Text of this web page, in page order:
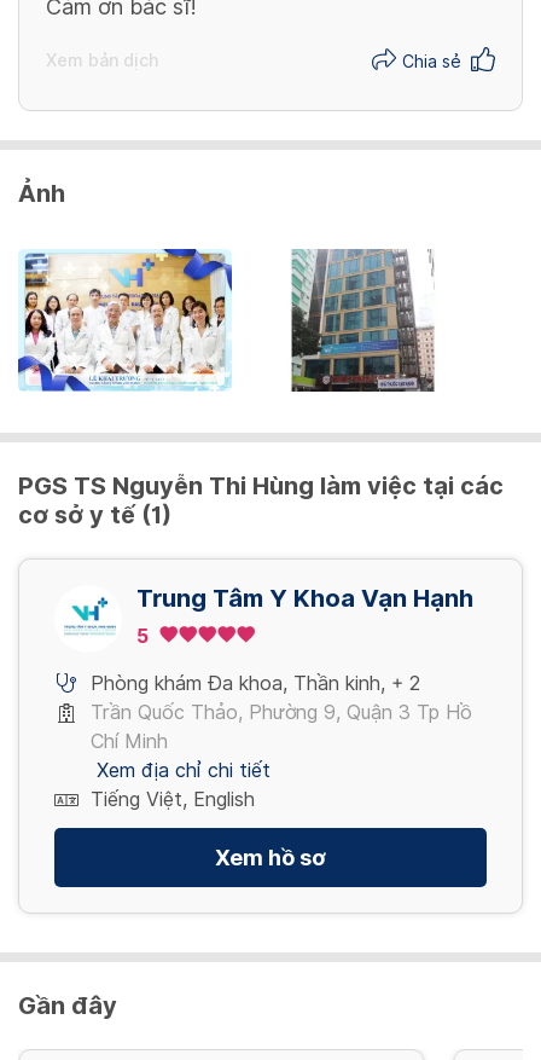
Cảm ơn bác sĩ!
Xem bản dịch Chia sẻ
Ảnh
PGS TS Nguyễn Thi Hùng làm việc tại các
cơ sở y tế (1)
Trung Tâm Y Khoa Vạn Hạnh
5
Phòng khám Đa khoa, Thần kinh, + 2
Trần Quốc Thảo, Phường 9, Quận 3 Tp Hồ
Chí Minh
Xem địa chỉ chi tiết
Tiếng Việt, English
Xem hồ sơ
Gần đây